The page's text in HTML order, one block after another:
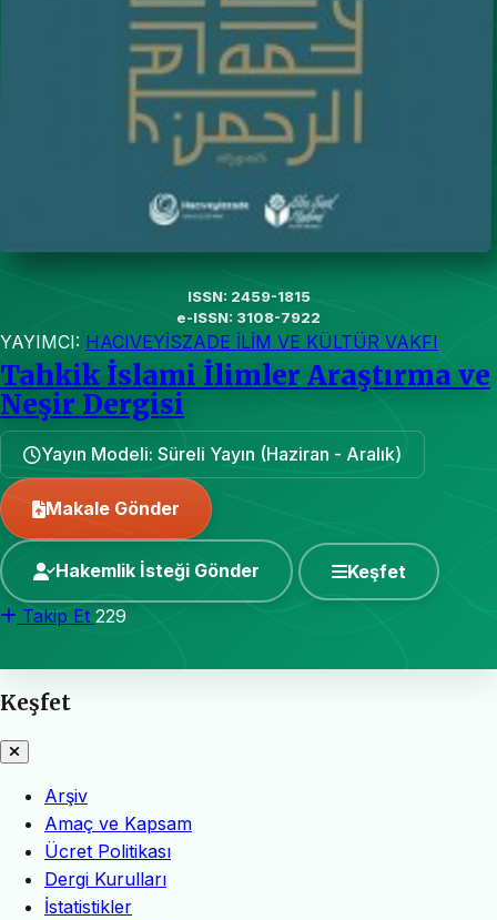
ISSN: 2459-1815
e-ISSN: 3108-7922
YAYIMCI: HACIVEYİSZADE İLİM VE KÜLTÜR VAKFI
Tahkik İslami İlimler Araştırma ve
Neşir Dergisi
Yayın Modeli: Süreli Yayın (Haziran - Aralık)
Makale Gönder
Hakemlik İsteği Gönder Keşfet
Takip Et 229
Keşfet
Arşiv
Amaç ve Kapsam
Ücret Politikası
Dergi Kurulları
İstatistikler